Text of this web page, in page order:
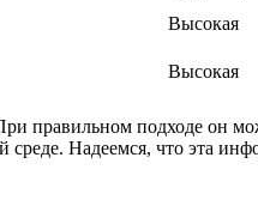
Высокая
Высокая
правильном подходе он
Надеемся, что эта